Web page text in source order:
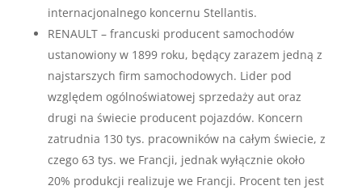
internacjonalnego koncernu Stellantis.
RENAULT – francuski producent samochodów
ustanowiony w 1899 roku, będący zarazem jedną z
najstarszych firm samochodowych. Lider pod
względem ogólnoświatowej sprzedaży aut oraz
drugi na świecie producent pojazdów. Koncern
zatrudnia 130 tys. pracowników na całym świecie, z
czego 63 tys. we Francji, jednak wyłącznie około
20% produkcji realizuje we Francji. Procent ten jest